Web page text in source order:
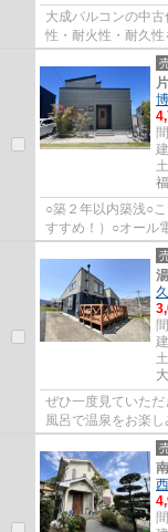
大成パルコンの中
性・耐火性・耐久
す！また、気密性
○築２年以内築浅○
すすめ！）○オール
ぜひ一度見ていた
風呂で温泉をお楽
ができ、打たせ湯